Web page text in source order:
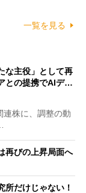
一覧を見る
な主役」として再
との提携でAIデ…
株に、調整の動
再びの上昇局面へ
所だけじゃない！